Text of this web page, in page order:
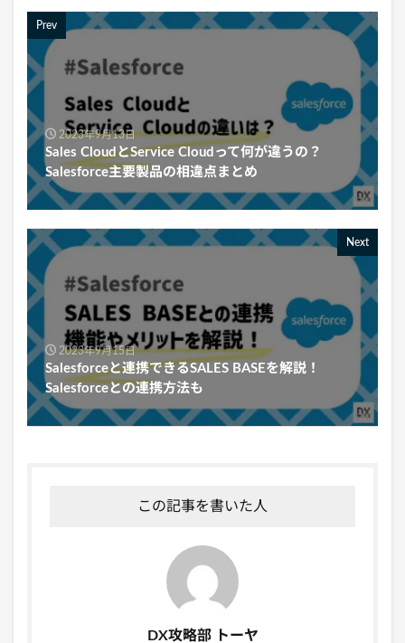
Prev
2023年9月13日
Sales CloudとService Cloudって何が違うの？
Salesforce主要製品の相違点まとめ
Next
2023年9月15日
Salesforceと連携できるSALES BASEを解説！
Salesforceとの連携方法も
この記事を書いた人
DX攻略部 トーヤ